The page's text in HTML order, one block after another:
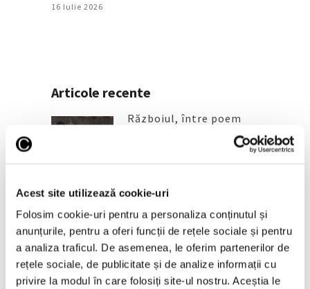
Acest site utilizează cookie-uri
Folosim cookie-uri pentru a personaliza conținutul și
anunțurile, pentru a oferi funcții de rețele sociale și pentru
a analiza traficul. De asemenea, le oferim partenerilor de
rețele sociale, de publicitate și de analize informații cu
privire la modul în care folosiți site-ul nostru. Aceștia le
16 Iulie 2026
Articole recente
Războiul, între poem
vizual și inutilitatea
completă în America de
Nord a operei
cineastului român
Andrei Ujică
5 August 2026